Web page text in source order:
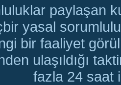
paylaşan
yasal
bir faaliyet
ulaşıldığı
fazla 24 saat